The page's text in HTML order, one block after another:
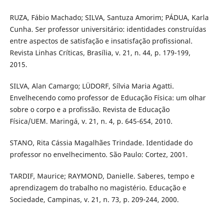
RUZA, Fábio Machado; SILVA, Santuza Amorim; PÁDUA, Karla
Cunha. Ser professor universitário: identidades construídas
entre aspectos de satisfação e insatisfação profissional.
Revista Linhas Críticas, Brasília, v. 21, n. 44, p. 179-199,
2015.
SILVA, Alan Camargo; LÜDORF, Sílvia Maria Agatti.
Envelhecendo como professor de Educação Física: um olhar
sobre o corpo e a profissão. Revista de Educação
Física/UEM. Maringá, v. 21, n. 4, p. 645-654, 2010.
STANO, Rita Cássia Magalhães Trindade. Identidade do
professor no envelhecimento. São Paulo: Cortez, 2001.
TARDIF, Maurice; RAYMOND, Danielle. Saberes, tempo e
aprendizagem do trabalho no magistério. Educação e
Sociedade, Campinas, v. 21, n. 73, p. 209-244, 2000.